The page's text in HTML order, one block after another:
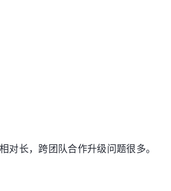
对长，跨团队合作升级问题很多。